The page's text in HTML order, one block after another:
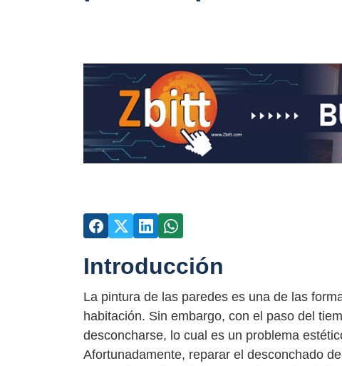
Introducción
La pintura de las paredes es una de las
habitación. Sin embargo, con el paso del
desconcharse, lo cual es un problema
Afortunadamente, reparar el desconchado